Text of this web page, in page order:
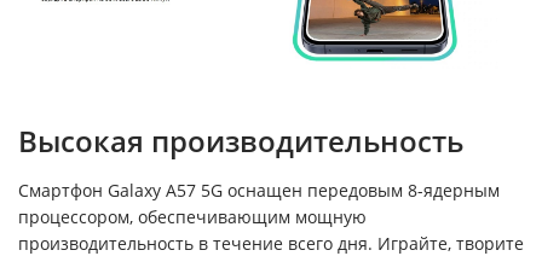
Высокая производительность
Смартфон Galaxy A57 5G оснащен передовым 8-ядерным
процессором, обеспечивающим мощную
производительность в течение всего дня. Играйте, творите